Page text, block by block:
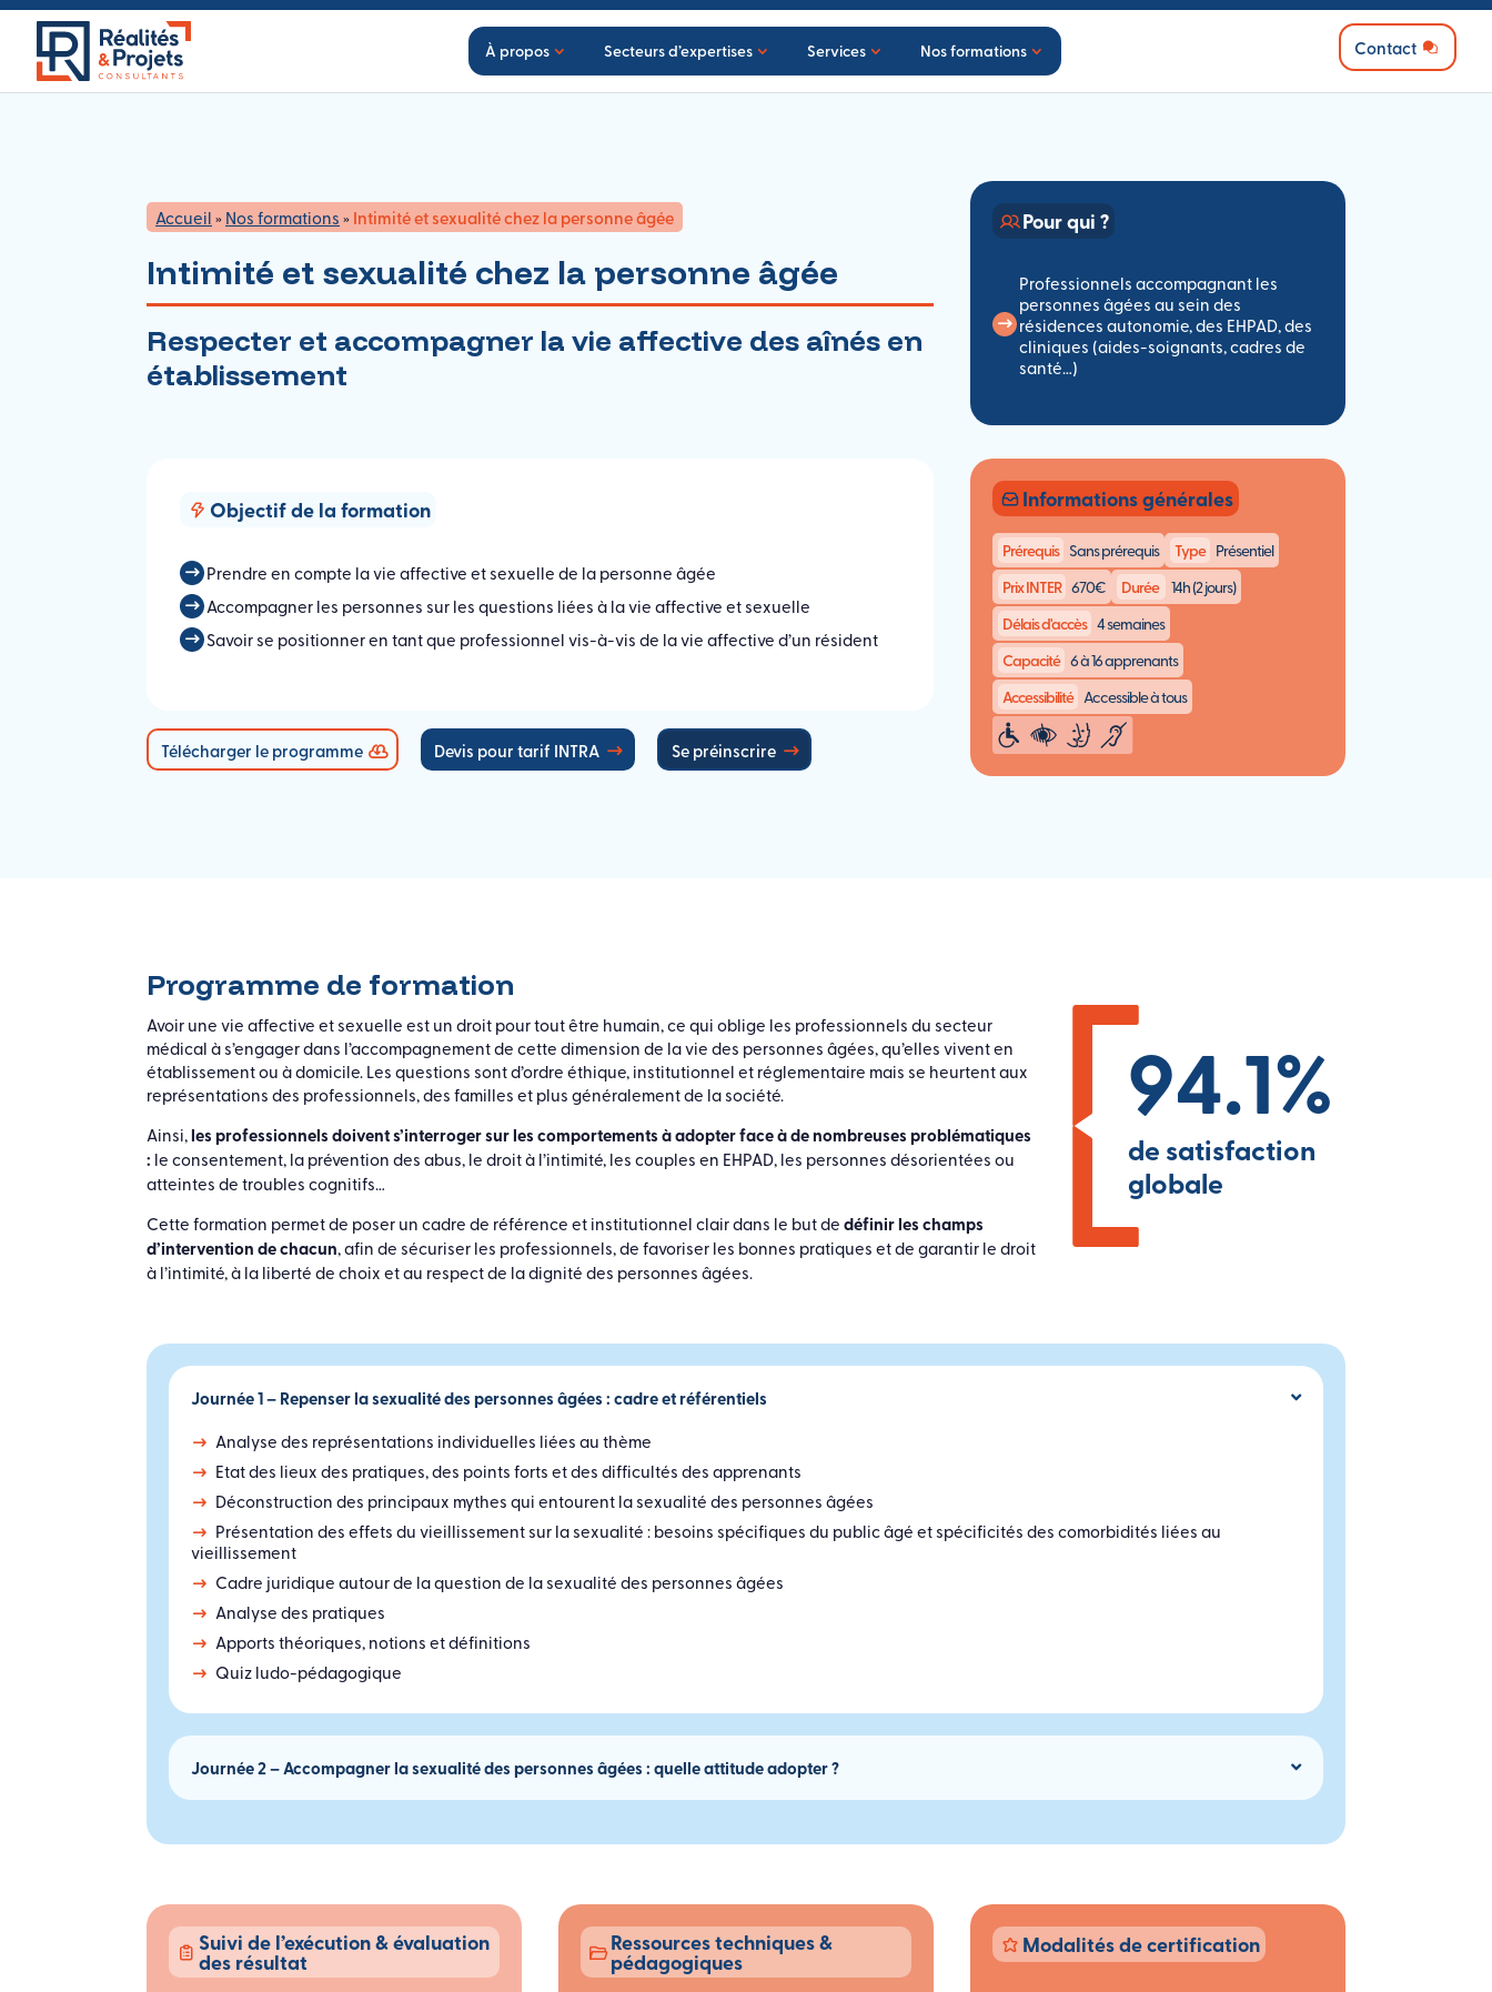
À propos Secteurs d’expertises Services Nos formations Contact
Accueil»Nos formations»Intimité et sexualité chez la personne âgée
Intimité et sexualité chez la personne âgée
Respecter et accompagner la vie affective des aînés en
établissement
Pour qui ?
Professionnels accompagnant les
personnes âgées au sein des
résidences autonomie, des EHPAD, des
cliniques (aides-soignants, cadres de
santé…)
Objectif de la formation
Prendre en compte la vie affective et sexuelle de la personne âgée
Accompagner les personnes sur les questions liées à la vie affective et sexuelle
Savoir se positionner en tant que professionnel vis-à-vis de la vie affective d’un résident
Télécharger le programme Devis pour tarif INTRA Se préinscrire
Informations générales
Prérequis Sans prérequis Type Présentiel
Prix INTER 670€ Durée 14h (2 jours)
Délais d'accès 4 semaines
Capacité 6 à 16 apprenants
Accessibilité Accessible à tous
Programme de formation
Avoir une vie affective et sexuelle est un droit pour tout être humain, ce qui oblige les professionnels du secteur
médical à s’engager dans l’accompagnement de cette dimension de la vie des personnes âgées, qu’elles vivent en
établissement ou à domicile. Les questions sont d’ordre éthique, institutionnel et réglementaire mais se heurtent aux
représentations des professionnels, des familles et plus généralement de la société.
Ainsi,les professionnels doivent s’interroger sur les comportements à adopter face à de nombreuses problématiques
: le consentement, la prévention des abus, le droit à l’intimité, les couples en EHPAD, les personnes désorientées ou
atteintes de troubles cognitifs…
Cette formation permet de poser un cadre de référence et institutionnel clair dans le but dedéfinir les champs
d’intervention de chacun, afin de sécuriser les professionnels, de favoriser les bonnes pratiques et de garantir le droit
à l’intimité, à la liberté de choix et au respect de la dignité des personnes âgées.
94.1%
de satisfaction
globale
Journée 1 – Repenser la sexualité des personnes âgées : cadre et référentiels
Analyse des représentations individuelles liées au thème
Etat des lieux des pratiques, des points forts et des difficultés des apprenants
Déconstruction des principaux mythes qui entourent la sexualité des personnes âgées
Présentation des effets du vieillissement sur la sexualité : besoins spécifiques du public âgé et spécificités des comorbidités liées au
vieillissement
Cadre juridique autour de la question de la sexualité des personnes âgées
Analyse des pratiques
Apports théoriques, notions et définitions
Quiz ludo-pédagogique
Journée 2 – Accompagner la sexualité des personnes âgées : quelle attitude adopter ?
Suivi de l’exécution & évaluation
des résultat
Ressources techniques &
pédagogiques
Modalités de certification